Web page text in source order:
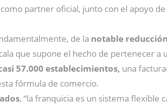
partner oficial, junto con el apoyo de
de la notable
que supone el hecho de pertenecer a
57.000 establecimientos, una
fórmula de comercio.
, “la franquicia es un sistema flexible